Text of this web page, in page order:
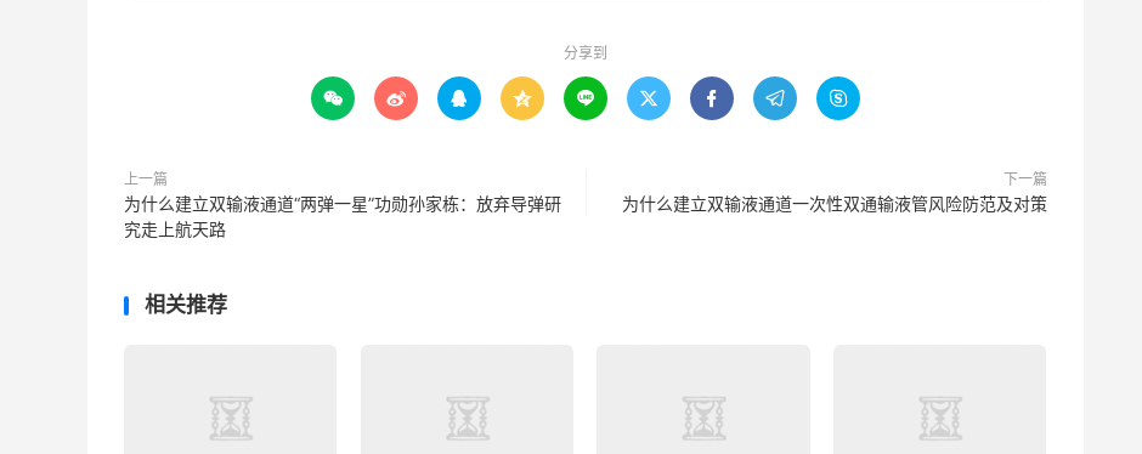
分享到
        
上一篇
为什么建立双输液通道“两弹一星”功勋孙家栋：放弃导弹研
究走上航天路
下一篇
为什么建立双输液通道一次性双通输液管风险防范及对策
相关推荐